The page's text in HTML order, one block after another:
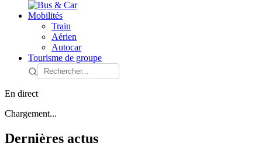
Mobilités
Train
Aérien
Autocar
Tourisme de groupe
En direct
Chargement...
Dernières actus